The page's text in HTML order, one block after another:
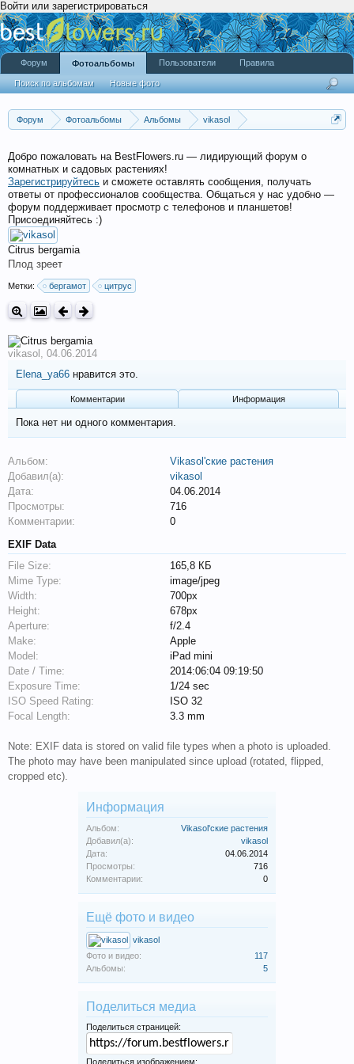
Войти или зарегистрироваться
Форум Фотоальбомы Альбомы
vikasol
Добро пожаловать на BestFlowers.ru — лидирующий форум о
комнатных и садовых растениях!
Зарегистрируйтесь и сможете оставлять сообщения, получать
ответы от профессионалов сообщества. Общаться у нас удобно —
форум поддерживает просмотр с телефонов и планшетов!
Присоединяйтесь :)
Citrus bergamia
Плод зреет
Метки: бергамот цитрус
vikasol , 04.06.2014
Elena_ya66 нравится это.
Комментарии Информация
Пока нет ни одного комментария.
Альбом:
Vikasol'ские растения
Добавил(а):
vikasol
Дата:
04.06.2014
Просмотры:
716
Комментарии:
0
EXIF Data
File Size:
165,8 КБ
Mime Type:
image/jpeg
Width:
700px
Height:
678px
Aperture:
f/2.4
Make:
Apple
Model:
iPad mini
Date / Time:
2014:06:04 09:19:50
Exposure Time:
1/24 sec
ISO Speed Rating:
ISO 32
Focal Length:
3.3 mm
Note: EXIF data is stored on valid file types when a photo is uploaded.
The photo may have been manipulated since upload (rotated, flipped,
cropped etc).
Информация
Альбом:
Vikasol'ские растения
Добавил(а):
vikasol
Дата:
04.06.2014
Просмотры:
716
Комментарии:
0
Ещё фото и видео
vikasol
Фото и видео:
117
Альбомы:
5
Поделиться медиа
Поделиться страницей:
Поделиться изображением:
Форум Фотоальбомы
Поиск по альбомам Новые фото
Пользователи Правила